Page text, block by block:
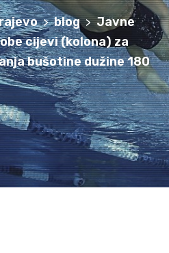
> blog > Javne
cijevi (kolona) za
bušotine dužine 180